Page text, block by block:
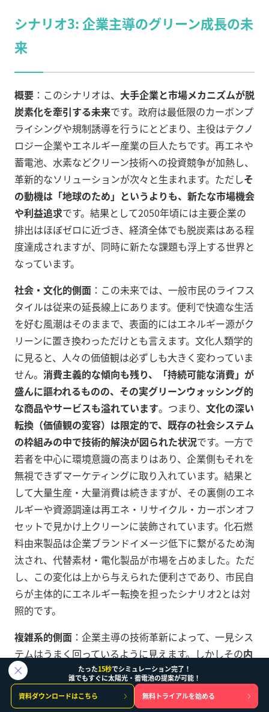
シナリオ3: 企業主導のグリーン成長の未
来
概要 ：このシナリオは、 大手企業と市場メカニズムが脱
炭素化を牽引する未来です。政府は最低限のカーボンプ
ライシングや規制誘導を行うにとどまり、主役はテクノ
ロジー企業やエネルギー産業の巨人たちです。再エネや
蓄電池、水素などクリーン技術への投資競争が加熱し、
革新的なソリューションが次々と生まれます。ただしそ
の動機は「地球のため」というよりも、新たな市場機会
や利益追求です。結果として2050年頃には主要企業の
排出はほぼゼロに近づき、経済全体でも脱炭素はある程
度達成されますが、同時に新たな課題も浮上する世界と
なっています。
社会・文化的側面 ：この未来では、一般市民のライフス
タイルは従来の延長線上にあります。便利で快適な生活
を好む風潮はそのままで、表面的にはエネルギー源がク
リーンに置き換わっただけとも言えます。文化人類学的
に見ると、人々の価値観は必ずしも大きく変わっていま
せん。 消費主義的な傾向も残り、「持続可能な消費」が
盛んに謳われるものの、その実グリーンウォッシング的
な商品やサービスも溢れています。つまり、 文化の深い
転換（価値観の変容）は限定的で、既存の社会システム
の枠組みの中で技術的解決が図られた状況です。一方で
若者を中心に環境意識の高まりはあり、企業側もそれを
無視できずマーケティングに取り入れています。結果と
して大量生産・大量消費は続きますが、その裏側のエネ
ルギーや資源調達は再エネ・リサイクル・カーボンオフ
セットで見かけ上クリーンに装飾されています。化石燃
料由来製品は企業ブランドイメージ低下に繋がるため淘
汰され、代替素材・電化製品が市場を占めました。ただ
し、この変化は上から与えられた便利さであり、市民自
らが主体的にエネルギー転換を担ったシナリオ2とは対
照的です。
複雑系的側面 ：企業主導の技術革新によって、一見シス
テムはうまく回っているように見えます。しかしその内
実は非常に高度に相互依存したグローバル・サプライ
チェーンに支えられており、複雑系としての脆弱性も孕
んでいます。例えば、再エネ技術に必要な希少金属や部
たった15秒でシミュレーション完了！
誰でもすぐに太陽光・蓄電池の提案が可能！
資料ダウンロードはこちら
無料トライアルを始める